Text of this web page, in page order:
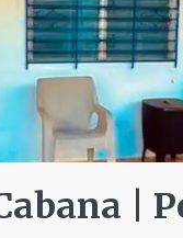
|